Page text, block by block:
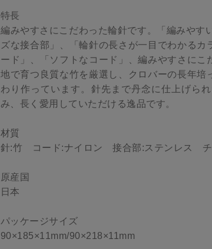
特長
編みやすさにこだわった輪針です。「編みやす
ズな接合部」、「輪針の長さが一目でわかる
ード」、「ソフトなコード」、編みやすさに
地で育つ良質な竹を厳選し、クロバーの長年
わり作っています。針先まで丹念に仕上げら
み、長く愛用していただける逸品です。
材質
針:竹 コード:ナイロン 接合部:ステンレス チ
原産国
日本
パッケージサイズ
90×185×11mm/90×218×11mm